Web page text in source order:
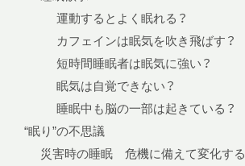
運動するとよく眠れる？
カフェインは眠気を吹き飛ばす？
短時間睡眠者は眠気に強い？
眠気は自覚できない？
睡眠中も脳の一部は起きている？
“眠り”の不思議
災害時の睡眠 危機に備えて変化する